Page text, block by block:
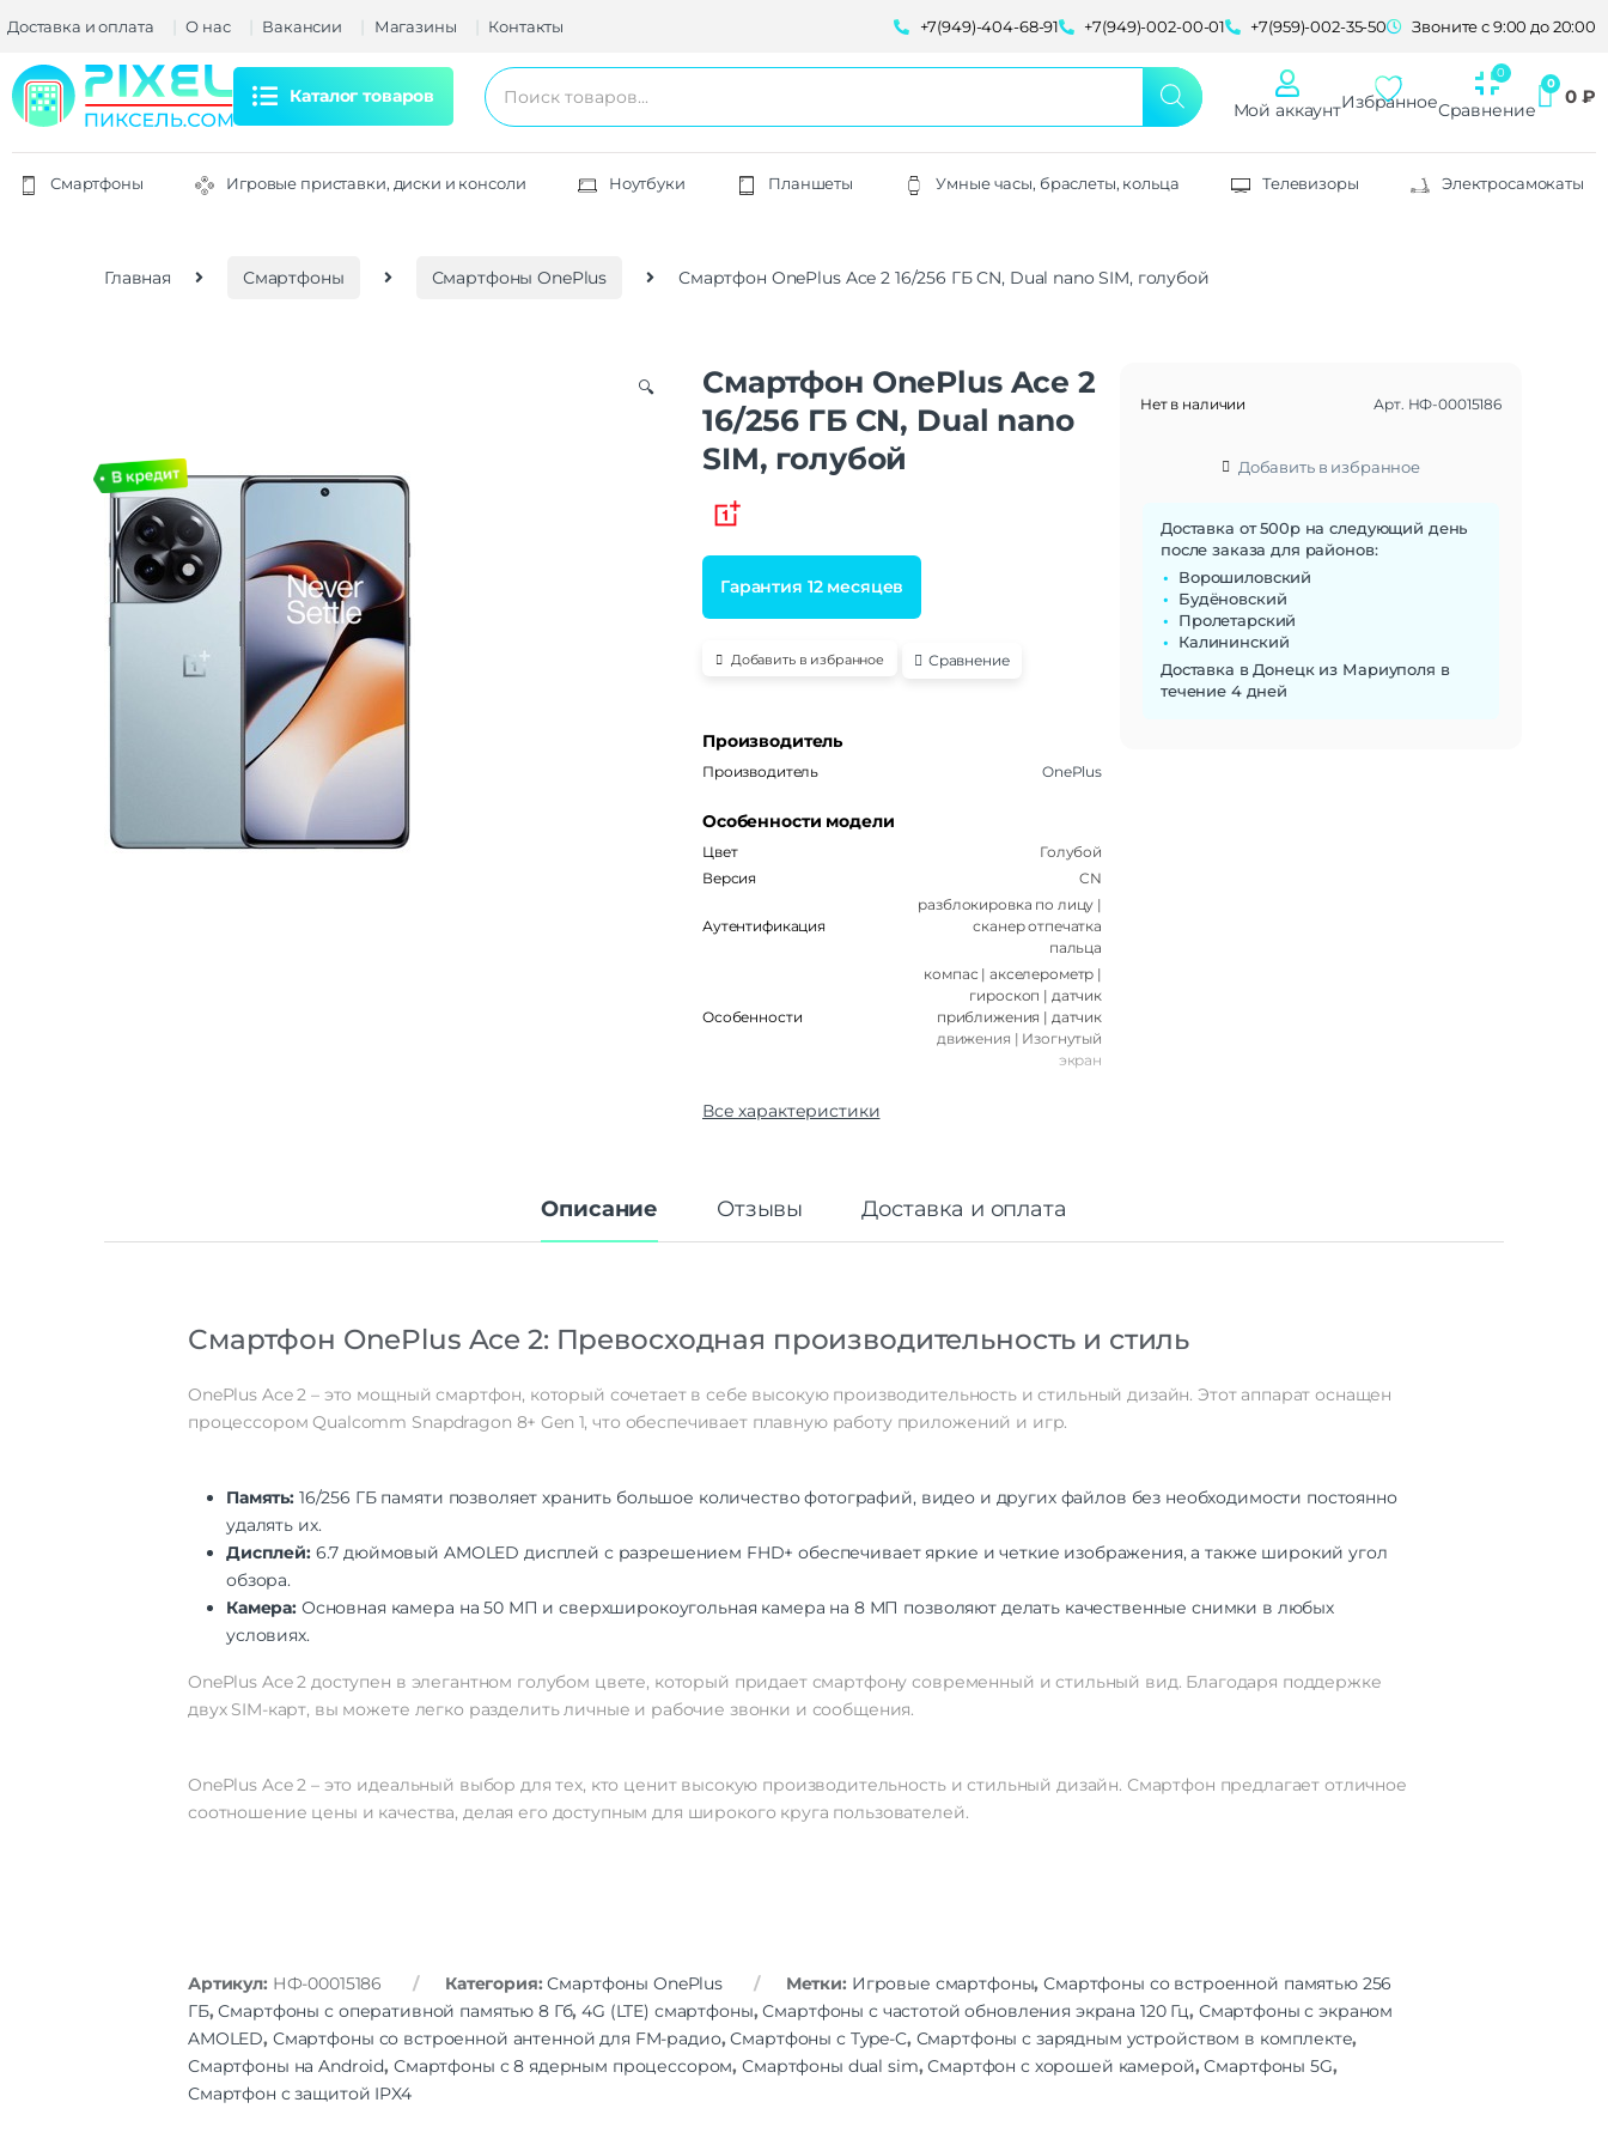
Доставка и оплата О нас Вакансии Магазины Контакты +7(949)-404-68-91 +7(949)-002-00-01 +7(959)-002-35-50 Звоните с 9:00 до 20:00
Каталог товаров
Мой аккаунтИзбранноеСравнение
0 ₽
Смартфоны Игровые приставки, диски и консоли Ноутбуки Планшеты Умные часы, браслеты, кольца Телевизоры Электросамокаты
Главная Смартфоны Смартфоны OnePlus Смартфон OnePlus Ace 2 16/256 ГБ CN, Dual nano SIM, голубой
🔍
Смартфон OnePlus Ace 2
16/256 ГБ CN, Dual nano
SIM, голубой
Гарантия 12 месяцев
Добавить в избранное Сравнение
Производитель
Производитель OnePlus
Особенности модели
Цвет
Голубой
Версия
CN
Аутентификация
разблокировка по лицу |
сканер отпечатка
пальца
Особенности
компас | акселерометр |
гироскоп | датчик
приближения | датчик
движения | Изогнутый
экран
Корпус
Габариты
Операционная система
Функции памяти
Слот для карты памяти
Нет
Разрешение
2772×1240
Число пикселей на дюйм
(PPI)
451
Стандарт связи/интернет
Количество сим карт
Процессор
Qualcomm Snapdragon
Количество ядер
процессора
8
количество ядер: 8 |
Все характеристики
Нет в наличии Арт. НФ-00015186
Добавить в избранное
Доставка от 500р на следующий день
после заказа для районов:
Ворошиловский
Будёновский
Пролетарский
Калининский
Доставка в Донецк из Мариуполя в
течение 4 дней
Описание Отзывы Доставка и оплата
Смартфон OnePlus Ace 2: Превосходная производительность и стиль
OnePlus Ace 2 – это мощный смартфон, который сочетает в себе высокую производительность и стильный дизайн. Этот аппарат оснащен
процессором Qualcomm Snapdragon 8+ Gen 1, что обеспечивает плавную работу приложений и игр.
Память: 16/256 ГБ памяти позволяет хранить большое количество фотографий, видео и других файлов без необходимости постоянно
удалять их.
Дисплей:6.7 дюймовый AMOLED дисплей с разрешением FHD+ обеспечивает яркие и четкие изображения, а также широкий угол
обзора.
Камера: Основная камера на 50 МП и сверхширокоугольная камера на 8 МП позволяют делать качественные снимки в любых
условиях.
OnePlus Ace 2 доступен в элегантном голубом цвете, который придает смартфону современный и стильный вид. Благодаря поддержке
двух SIM-карт, вы можете легко разделить личные и рабочие звонки и сообщения.
OnePlus Ace 2 – это идеальный выбор для тех, кто ценит высокую производительность и стильный дизайн. Смартфон предлагает отличное
соотношение цены и качества, делая его доступным для широкого круга пользователей.
Артикул: НФ-00015186 Категория:Смартфоны OnePlus Метки: Игровые смартфоны,Смартфоны со встроенной памятью 256
ГБ,Смартфоны с оперативной памятью 8 Гб,4G (LTE) смартфоны,Смартфоны с частотой обновления экрана 120 Гц, Смартфоны с экраном
AMOLED, Смартфоны со встроенной антенной для FM-радио,Смартфоны с Type-C, Смартфоны с зарядным устройством в комплекте,
Смартфоны на Android, Смартфоны с 8 ядерным процессором,Смартфоны dual sim,Смартфон с хорошей камерой,Смартфоны 5G,
Смартфон с защитой IPX4